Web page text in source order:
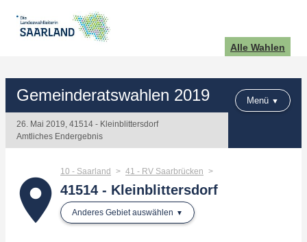
Alle Wahlen
Gemeinderatswahlen 2019
26. Mai 2019, 41514 - Kleinblittersdorf
Amtliches Endergebnis
Menü
place
10 - Saarland 41 - RV Saarbrücken
41514 - Kleinblittersdorf
Anderes Gebiet auswählen